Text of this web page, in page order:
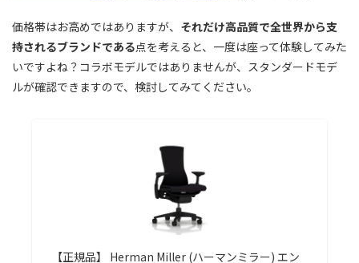
価格帯はお高めではありますが、 それだけ高品質で全世界から支
持されるブランドである点を考えると、一度は座って体験してみた
いですよね？コラボモデルではありませんが、スタンダードモデ
ルが確認できますので、検討してみてください。
【正規品】 Herman Miller (ハーマンミラー) エン